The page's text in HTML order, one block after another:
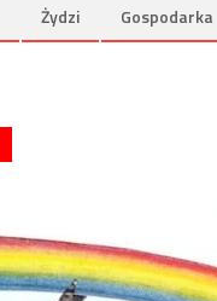
Żydzi Gospodarka